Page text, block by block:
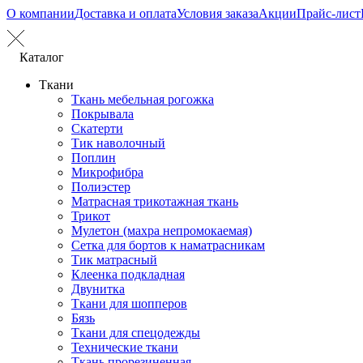
О компанииДоставка и оплатаУсловия заказаАкцииПрайс-лист
Каталог
Ткани
Ткань мебельная рогожка
Покрывала
Скатерти
Тик наволочный
Поплин
Микрофибра
Полиэстер
Матрасная трикотажная ткань
Трикот
Мулетон (махра непромокаемая)
Сетка для бортов к наматрасникам
Тик матрасный
Клеенка подкладная
Двунитка
Ткани для шопперов
Бязь
Ткани для спецодежды
Технические ткани